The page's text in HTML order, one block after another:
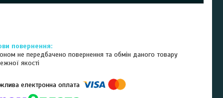
не передбачено повернення та обмін даного товару
якості